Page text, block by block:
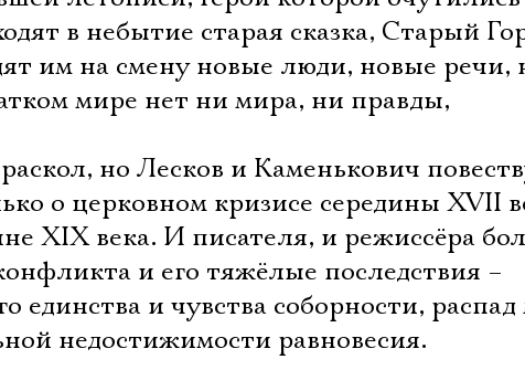
в небытие старая сказка, Старый
им на смену новые люди, новые речи,
мире нет ни мира, ни правды,
но Лесков и Каменькович
о церковном кризисе середины XVII
XIX века. И писателя, и режиссёра
и его тяжёлые последствия –
единства и чувства соборности,
недостижимости равновесия.